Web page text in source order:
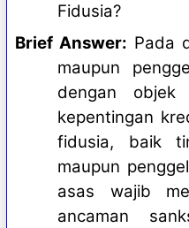
Fidusia?
Brief Answer: Pada
maupun
dengan objek
kepentingan
fidusia, baik
maupun
asas wajib
ancaman